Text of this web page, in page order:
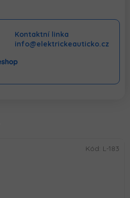
Kontaktní linka
info@elektrickeauticko.cz
Kód: L-183